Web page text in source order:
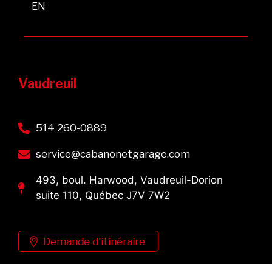
EN
Vaudreuil
514 260-0889
service@cabanonetgarage.com
493, boul. Harwood, Vaudreuil-Dorion
suite 110, Québec J7V 7W2
Demande d'itinéraire